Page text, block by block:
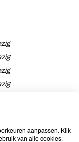
aanpassen. Klik
van alle cookies,